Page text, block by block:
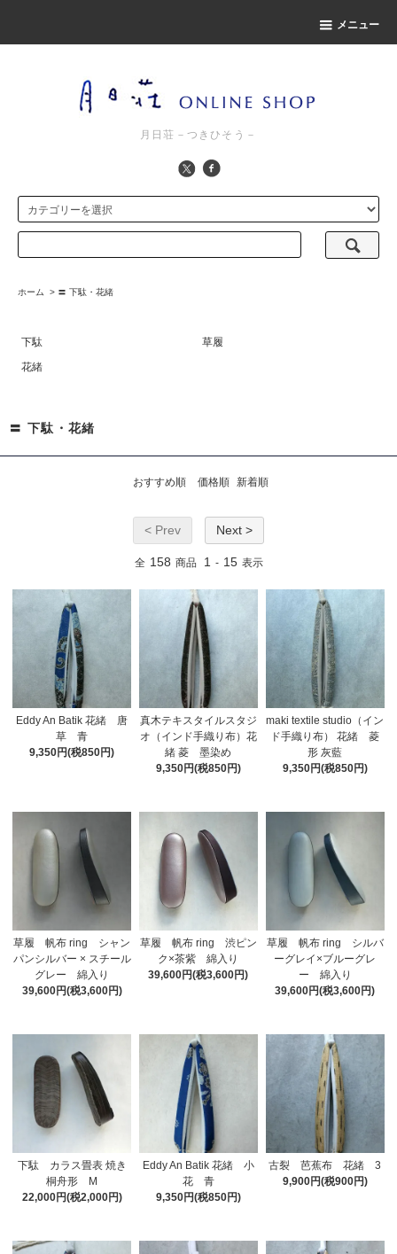
メニュー
月日荘－つきひそう－
ホーム > 〓 下駄・花緒
下駄
草履
花緒
〓 下駄・花緒
おすすめ順 価格順 新着順
< Prev Next >
全 158 商品 1 - 15 表示
Eddy An Batik 花緒 唐
草 青
9,350円(税850円)
真木テキスタイルスタジ
オ（インド手織り布）花
緒 菱 墨染め
9,350円(税850円)
maki textile studio（イン
ド手織り布） 花緒 菱
形 灰藍
9,350円(税850円)
草履 帆布 ring シャン
パンシルバー × スチール
グレー 綿入り
39,600円(税3,600円)
草履 帆布 ring 渋ピン
ク×茶紫 綿入り
39,600円(税3,600円)
草履 帆布 ring シルバ
ーグレイ×ブルーグレ
ー 綿入り
39,600円(税3,600円)
下駄 カラス畳表 焼き
桐舟形 M
22,000円(税2,000円)
Eddy An Batik 花緒 小
花 青
9,350円(税850円)
古裂 芭蕉布 花緒 3
9,900円(税900円)